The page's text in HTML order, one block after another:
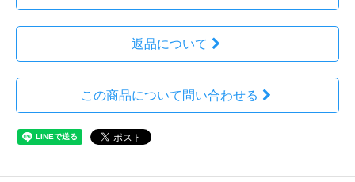
返品について
この商品について問い合わせる